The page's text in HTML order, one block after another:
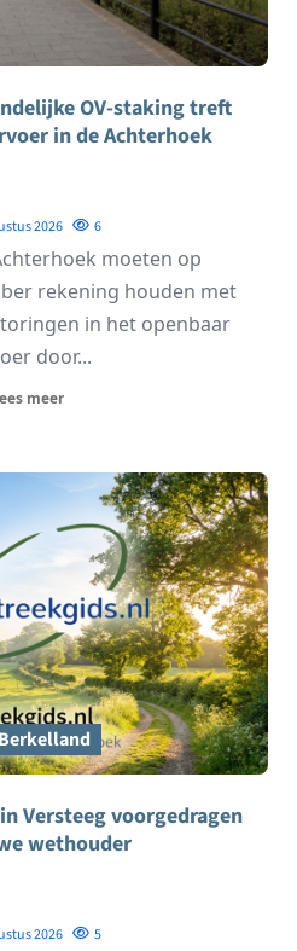
OV-staking treft
in de Achterhoek
2026 6
moeten op
rekening houden met
in het openbaar
door...
meer
Versteeg voorgedragen
wethouder
2026 5